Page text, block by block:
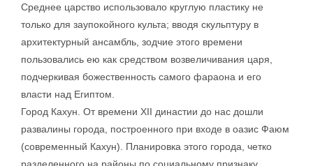
Среднее царство использовало круглую пластику не
только для заупокойного культа; вводя скульптуру в
архитектурный ансамбль, зодчие этого времени
пользовались ею как средством возвеличивания царя,
подчеркивая божественность самого фараона и его
власти над Египтом.
Город Кахун. От времени XII династии до нас дошли
развалины города, построенного при входе в оазис Фаюм
(современный Кахун). Планировка этого города, четко